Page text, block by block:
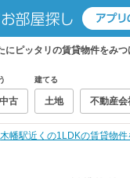
ピッタリの賃貸物件をみつ
中古
建てる
土地 不動産会
木幡駅近くの1LDKの賃貸物件